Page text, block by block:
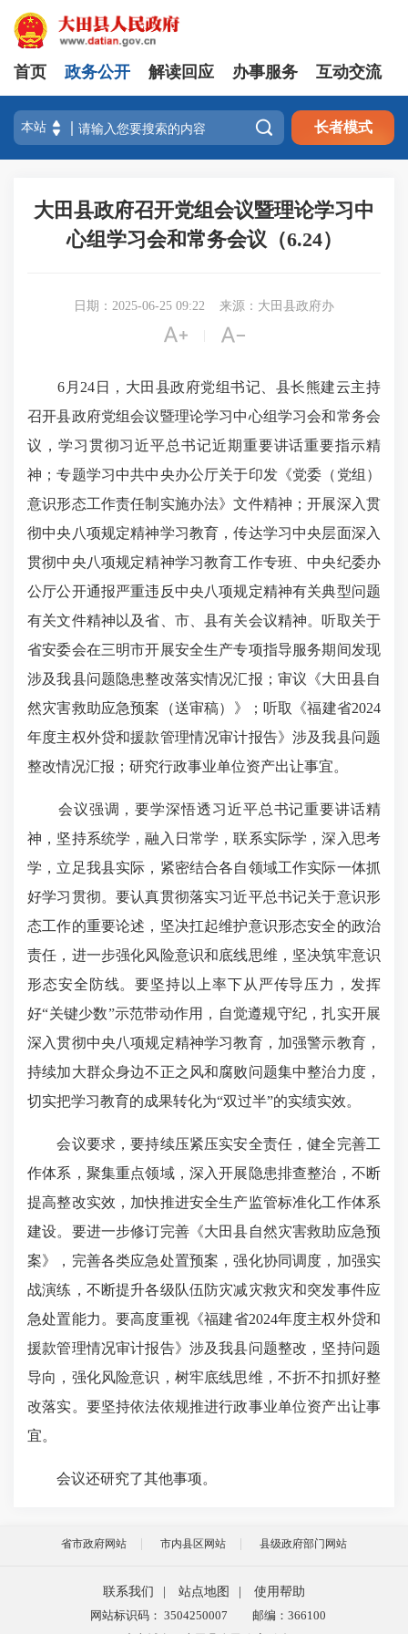
首页 政务公开 解读回应 办事服务 互动交流
 长者模式
大田县政府召开党组会议暨理论学习中
心组学习会和常务会议（6.24）
日期：2025-06-25 09:22 来源：大田县政府办
 
6月24日，大田县政府党组书记、县长熊建云主持
召开县政府党组会议暨理论学习中心组学习会和常务会
议，学习贯彻习近平总书记近期重要讲话重要指示精
神；专题学习中共中央办公厅关于印发《党委（党组）
意识形态工作责任制实施办法》文件精神；开展深入贯
彻中央八项规定精神学习教育，传达学习中央层面深入
贯彻中央八项规定精神学习教育工作专班、中央纪委办
公厅公开通报严重违反中央八项规定精神有关典型问题
有关文件精神以及省、市、县有关会议精神。听取关于
省安委会在三明市开展安全生产专项指导服务期间发现
涉及我县问题隐患整改落实情况汇报；审议《大田县自
然灾害救助应急预案（送审稿）》；听取《福建省2024
年度主权外贷和援款管理情况审计报告》涉及我县问题
整改情况汇报；研究行政事业单位资产出让事宜。
会议强调，要学深悟透习近平总书记重要讲话精
神，坚持系统学，融入日常学，联系实际学，深入思考
学，立足我县实际，紧密结合各自领域工作实际一体抓
好学习贯彻。要认真贯彻落实习近平总书记关于意识形
态工作的重要论述，坚决扛起维护意识形态安全的政治
责任，进一步强化风险意识和底线思维，坚决筑牢意识
形态安全防线。要坚持以上率下从严传导压力，发挥
好“关键少数”示范带动作用，自觉遵规守纪，扎实开展
深入贯彻中央八项规定精神学习教育，加强警示教育，
持续加大群众身边不正之风和腐败问题集中整治力度，
切实把学习教育的成果转化为“双过半”的实绩实效。
会议要求，要持续压紧压实安全责任，健全完善工
作体系，聚集重点领域，深入开展隐患排查整治，不断
提高整改实效，加快推进安全生产监管标准化工作体系
建设。要进一步修订完善《大田县自然灾害救助应急预
案》，完善各类应急处置预案，强化协同调度，加强实
战演练，不断提升各级队伍防灾减灾救灾和突发事件应
急处置能力。要高度重视《福建省2024年度主权外贷和
援款管理情况审计报告》涉及我县问题整改，坚持问题
导向，强化风险意识，树牢底线思维，不折不扣抓好整
改落实。要坚持依法依规推进行政事业单位资产出让事
宜。
会议还研究了其他事项。
省市政府网站 市内县区网站 县级政府部门网站
联系我们 站点地图
使用帮助
网站标识码： 3504250007
邮编：366100